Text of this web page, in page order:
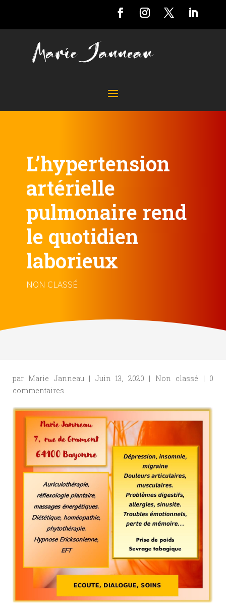
L’hypertension
artérielle
pulmonaire rend
le quotidien
laborieux
NON CLASSÉ
par Marie Janneau| Juin 13, 2020 | Non classé | 0
commentaires